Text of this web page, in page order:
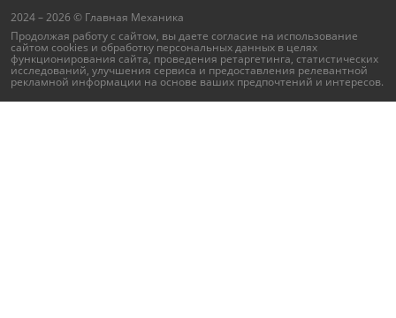
2024 – 2026 © Главная Механика
Продолжая работу с сайтом, вы даете согласие на использование
сайтом cookies и обработку персональных данных в целях
функционирования сайта, проведения ретаргетинга, статистических
исследований, улучшения сервиса и предоставления релевантной
рекламной информации на основе ваших предпочтений и интересов.